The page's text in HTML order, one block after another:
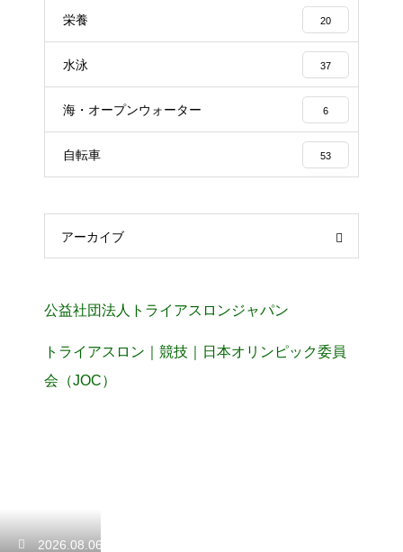
栄養 20
水泳 37
海・オープンウォーター 6
自転車 53
アーカイブ
公益社団法人トライアスロンジャパン
トライアスロン｜競技｜日本オリンピック委員
会（JOC）
2026.08.06